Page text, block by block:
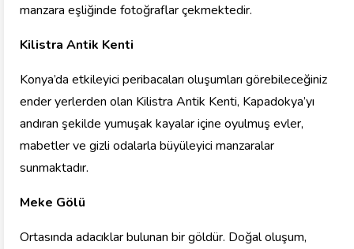
manzara eşliğinde fotoğraflar çekmektedir.
Kilistra Antik Kenti
Konya’da etkileyici peribacaları oluşumları görebileceğiniz
ender yerlerden olan Kilistra Antik Kenti, Kapadokya’yı
andıran şekilde yumuşak kayalar içine oyulmuş evler,
mabetler ve gizli odalarla büyüleyici manzaralar
sunmaktadır.
Meke Gölü
Ortasında adacıklar bulunan bir göldür. Doğal oluşum,